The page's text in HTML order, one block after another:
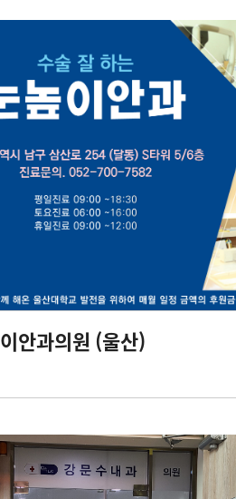
안과의원 (울산)